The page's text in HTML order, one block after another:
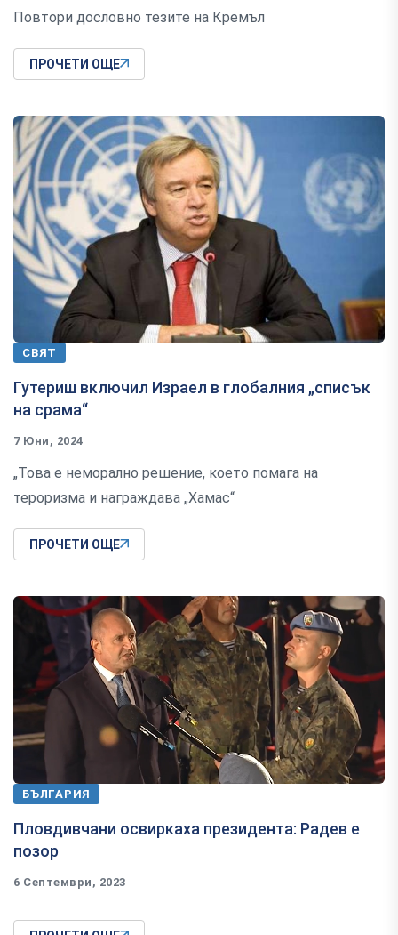
Повтори дословно тезите на Кремъл
ПРОЧЕТИ ОЩЕ
СВЯТ
Гутериш включил Израел в глобалния „списък
на срама“
7 Юни, 2024
„Това е неморално решение, което помага на
тероризма и награждава „Хамас“
ПРОЧЕТИ ОЩЕ
БЪЛГАРИЯ
Пловдивчани освиркаха президента: Радев е
позор
6 Септември, 2023